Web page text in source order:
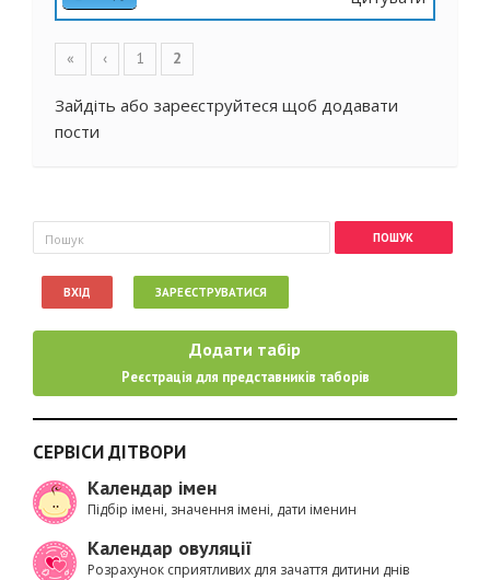
Сторінки
« ‹ 1 2
Зайдіть або зареєструйтеся щоб додавати
пости
Пошукова форма
Пошук
ВХІД ЗАРЕЄСТРУВАТИСЯ
Додати табір
Реєстрація для представників таборів
СЕРВІСИ ДІТВОРИ
Календар імен
Підбір імені, значення імені, дати іменин
Календар овуляції
Розрахунок сприятливих для зачаття дитини днів